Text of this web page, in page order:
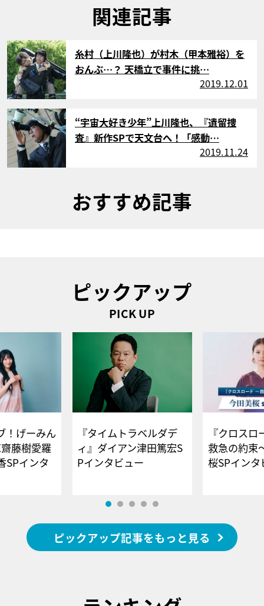
関連記事
サムネイル
糸村（上川隆也）が村木（甲本雅裕）を
おんぶ…？ 天橋立で事件に挑…
2019.12.01
サムネイル
“宇宙大好き少年”上川隆也、『遺留捜
査』新作SPで天文台へ！「感動…
2019.11.24
おすすめ記事
ピックアップ
PICK UP
！げーみん
藤樹愛羅
SPインタ
『タイムトラベルダデ
ィ』ダイアン津田篤宏S
Pインタビュー
『クロス
救急の約束
桜SPイ
ピックアップ記事をもっと見る